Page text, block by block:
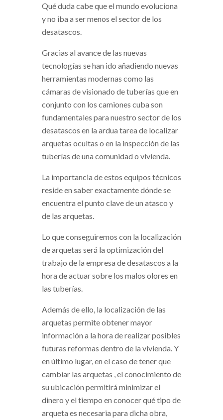
Qué duda cabe que el mundo evoluciona
y no iba a ser menos el sector de los
desatascos.
Gracias al avance de las nuevas
tecnologías se han ido añadiendo nuevas
herramientas modernas como las
cámaras de visionado de tuberías que en
conjunto con los camiones cuba son
fundamentales para nuestro sector de los
desatascos en la ardua tarea de localizar
arquetas ocultas o en la inspección de las
tuberías de una comunidad o vivienda.
La importancia de estos equipos técnicos
reside en saber exactamente dónde se
encuentra el punto clave de un atasco y
de las arquetas.
Lo que conseguiremos con la localización
de arquetas será la optimización del
trabajo de la empresa de desatascos a la
hora de actuar sobre los malos olores en
las tuberías.
Además de ello, la localización de las
arquetas permite obtener mayor
información a la hora de realizar posibles
futuras reformas dentro de la vivienda. Y
en último lugar, en el caso de tener que
cambiar las arquetas , el conocimiento de
su ubicación permitirá minimizar el
dinero y el tiempo en conocer qué tipo de
arqueta es necesaria para dicha obra,